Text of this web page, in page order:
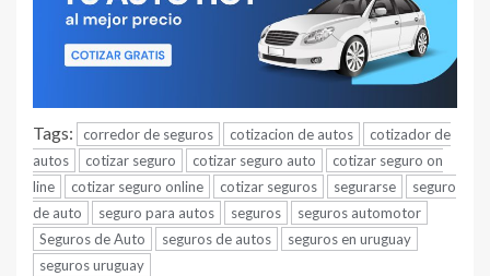
Tags: corredor de seguros cotizacion de autos
cotizador de
autos
cotizar seguro cotizar seguro auto
cotizar seguro on
line
cotizar seguro online cotizar seguros segurarse
seguro
de auto
seguro para autos seguros
seguros automotor
Seguros de Auto
seguros de autos
seguros en uruguay
seguros uruguay